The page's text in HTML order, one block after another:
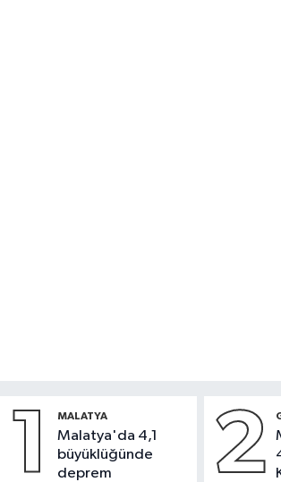
1 MALATYA
Malatya'da 4,1
büyüklüğünde
deprem
2